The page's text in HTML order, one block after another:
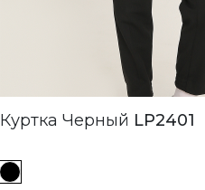
Куртка Черный LP2401